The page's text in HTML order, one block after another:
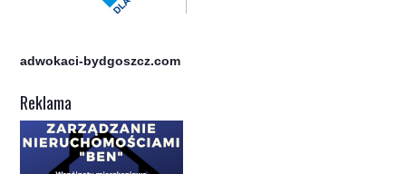
adwokaci-bydgoszcz.com
Reklama